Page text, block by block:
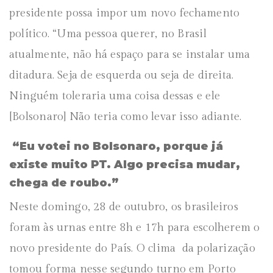
presidente possa impor um novo fechamento
político. “Uma pessoa querer, no Brasil
atualmente, não há espaço para se instalar uma
ditadura. Seja de esquerda ou seja de direita.
Ninguém toleraria uma coisa dessas e ele
[Bolsonaro] Não teria como levar isso adiante.
“Eu votei no Bolsonaro, porque já
existe muito PT. Algo precisa mudar,
chega de roubo.”
Neste domingo, 28 de outubro, os brasileiros
foram às urnas entre 8h e 17h para escolherem o
novo presidente do País. O clima da polarização
tomou forma nesse segundo turno em Porto